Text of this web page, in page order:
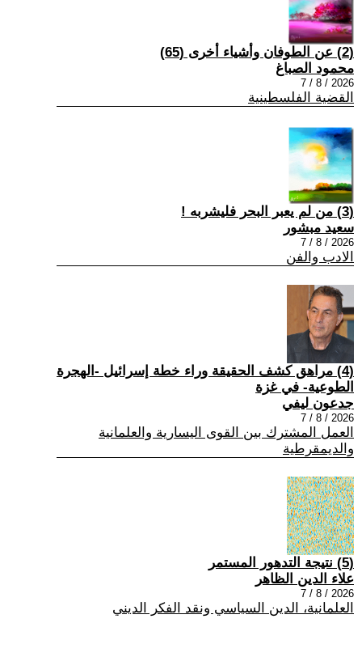
(2) عن الطوفان وأشياء أخرى (65)
محمود الصباغ
2026 / 8 / 7
القضية الفلسطينية
(3) من لم يعبر البحر فليشربه !
سعيد مبشور
2026 / 8 / 7
الادب والفن
(4) مراهق كشف الحقيقة وراء خطة إسرائيل -الهجرة
الطوعية- في غزة
جدعون ليفي
2026 / 8 / 7
العمل المشترك بين القوى اليسارية والعلمانية
والديمقرطية
(5) نتيجة التدهور المستمر
علاء الدين الظاهر
2026 / 8 / 7
العلمانية، الدين السياسي ونقد الفكر الديني